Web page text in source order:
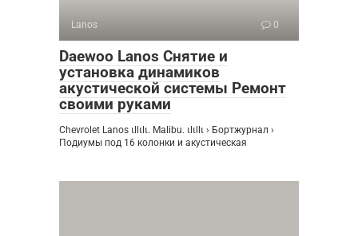
Lanos 0
Daewoo Lanos Снятие и
установка динамиков
акустической системы Ремонт
своими руками
Chevrolet Lanos ιllιlι. Malibu. ιlιllι › Бортжурнал ›
Подиумы под 16 колонки и акустическая